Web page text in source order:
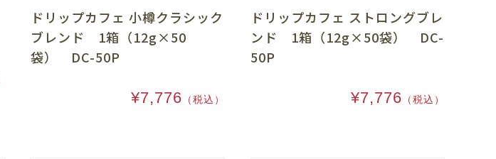
ドリップカフェ 小樽クラシック
ブレンド 1箱（12g×50
袋） DC-50P
¥7,776 （税込）
ドリップカフェ ストロングブレ
ンド 1箱（12g×50袋） DC-
50P
¥7,776 （税込）